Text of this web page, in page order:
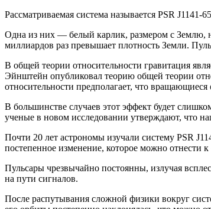
Рассматриваемая система называется PSR
Одна из них — белый карлик, размером с Землю,
миллиардов раз превышает плотность Земли.
В общей теории относительности гравитация
Эйнштейн опубликовал теорию общей теории
относительности предполагает, что
В большинстве случаев этот эффект будет
ученые в новом исследовании утверждают, что
Почти 20 лет астрономы изучали систему PSR
постепенное изменение, которое можно отнести
Пульсары чрезвычайно постоянны, излучая
на пути сигналов.
После распутывания сложной физики вокруг